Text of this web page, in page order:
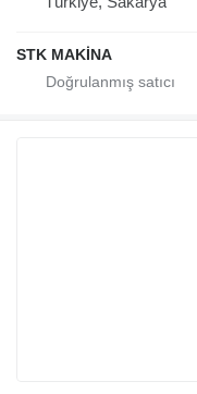
STK MAKİNA